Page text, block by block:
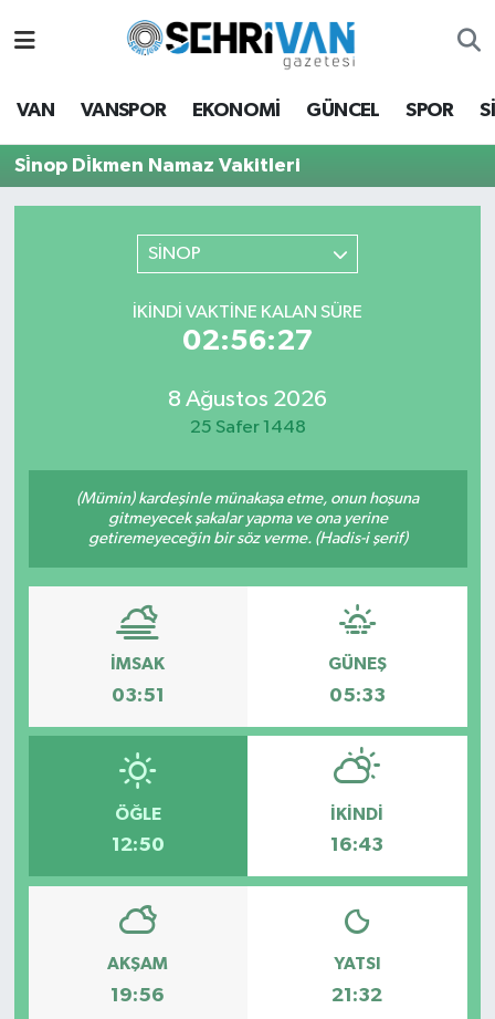
VAN VANSPOR EKONOMİ GÜNCEL SPOR
Si̇nop Di̇kmen Namaz Vakitleri
SİNOP
İKINDI VAKTİNE KALAN SÜRE
02:56:27
8 Ağustos 2026
25 Safer 1448
(Mümin) kardeşinle münakaşa etme, onun hoşuna
gitmeyecek şakalar yapma ve ona yerine
getiremeyeceğin bir söz verme. (Hadis-i şerif)
İMSAK
03:51
GÜNEŞ
05:33
ÖĞLE
12:50
İKINDI
16:43
AKŞAM
19:56
YATSI
21:32
Van Hava Durumu
Van Trafik Yoğunluk Haritası
Süper Lig Puan Durumu ve Fikstür
Son Dakika Haberleri